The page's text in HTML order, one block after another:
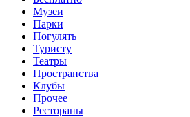
Музеи
Парки
Погулять
Туристу
Театры
Пространства
Клубы
Прочее
Рестораны